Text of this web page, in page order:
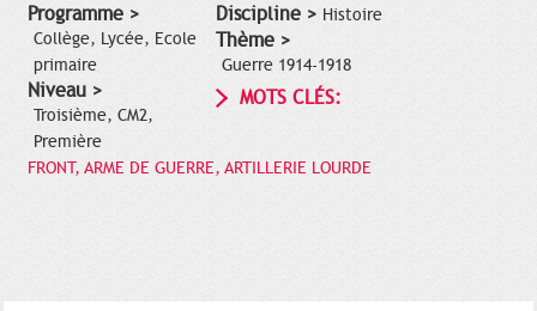
Programme >
Collège, Lycée, Ecole
primaire
Niveau >
Troisième, CM2,
Première
Discipline > Histoire
Thème >
Guerre 1914-1918
MOTS CLÉS:
FRONT, ARME DE GUERRE, ARTILLERIE LOURDE